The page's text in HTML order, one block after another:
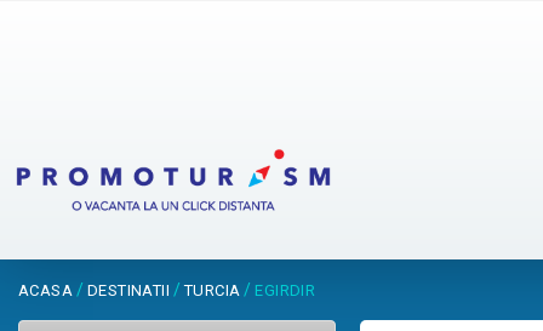
ACASA / DESTINATII /TURCIA / EGIRDIR